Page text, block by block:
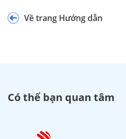
Về trang Hướng dẫn
Có thể bạn quan tâm